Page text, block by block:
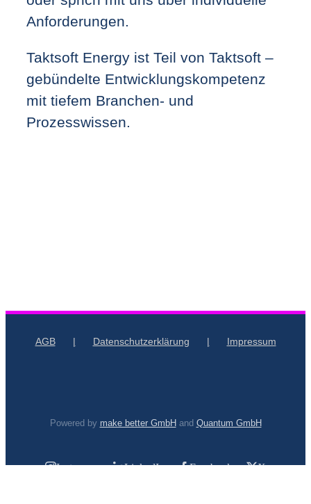
Anforderungen.
Taktsoft Energy ist Teil von Taktsoft –
gebündelte Entwicklungskompetenz
mit tiefem Branchen- und
Prozesswissen.
AGB Datenschutzerklärung Impressum
Powered by make better GmbH and Quantum GmbH
Instagram LinkedIn Facebook X